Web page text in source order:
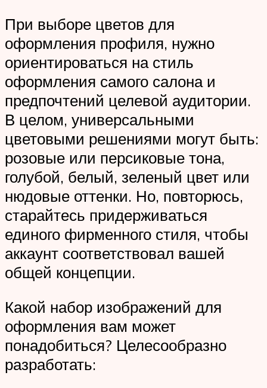
При выборе цветов для
оформления профиля, нужно
ориентироваться на стиль
оформления самого салона и
предпочтений целевой аудитории.
В целом, универсальными
цветовыми решениями могут быть:
розовые или персиковые тона,
голубой, белый, зеленый цвет или
нюдовые оттенки. Но, повторюсь,
старайтесь придерживаться
единого фирменного стиля, чтобы
аккаунт соответствовал вашей
общей концепции.
Какой набор изображений для
оформления вам может
понадобиться? Целесообразно
разработать: